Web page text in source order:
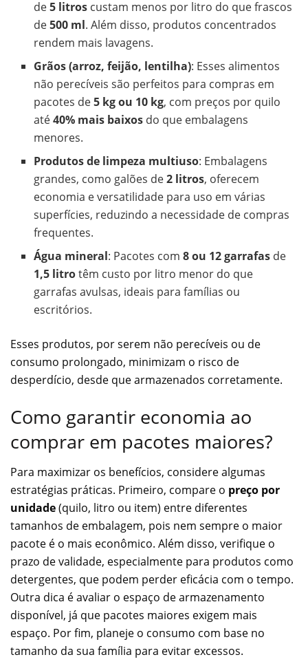
de5 litros custam menos por litro do que frascos
de500 ml. Além disso, produtos concentrados
rendem mais lavagens.
Grãos (arroz, feijão, lentilha): Esses alimentos
não perecíveis são perfeitos para compras em
pacotes de5 kg ou 10 kg, com preços por quilo
até40% mais baixos do que embalagens
menores.
Produtos de limpeza multiuso: Embalagens
grandes, como galões de2 litros, oferecem
economia e versatilidade para uso em várias
superfícies, reduzindo a necessidade de compras
frequentes.
Água mineral: Pacotes com8 ou 12 garrafas de
1,5 litrotêm custo por litro menor do que
garrafas avulsas, ideais para famílias ou
escritórios.
Esses produtos, por serem não perecíveis ou de
consumo prolongado, minimizam o risco de
desperdício, desde que armazenados corretamente.
Como garantir economia ao
comprar em pacotes maiores?
Para maximizar os benefícios, considere algumas
estratégias práticas. Primeiro, compare o preço por
unidade(quilo, litro ou item) entre diferentes
tamanhos de embalagem, pois nem sempre o maior
pacote é o mais econômico. Além disso, verifique o
prazo de validade, especialmente para produtos como
detergentes, que podem perder eficácia com o tempo.
Outra dica é avaliar o espaço de armazenamento
disponível, já que pacotes maiores exigem mais
espaço. Por fim, planeje o consumo com base no
tamanho da sua família para evitar excessos.